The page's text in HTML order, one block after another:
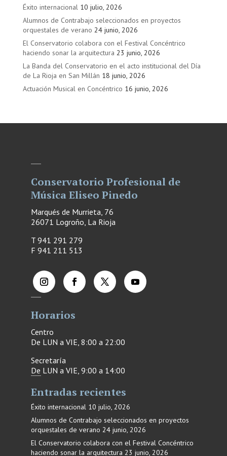
Éxito internacional 10 julio, 2026
Alumnos de Contrabajo seleccionados en proyectos
orquestales de verano 24 junio, 2026
El Conservatorio colabora con el Festival Concéntrico
haciendo sonar la arquitectura 23 junio, 2026
La Banda del Conservatorio en el acto institucional del Día
de La Rioja en San Millán 18 junio, 2026
Actuación Musical en Concéntrico 16 junio, 2026
Conservatorio Profesional de
Música Eliseo Pinedo
Marqués de Murrieta, 76
26071 Logroño, La Rioja
T 941 291 279
F 941 211 513
Horarios
Centro
De LUN a VIE, 8:00 a 22:00
Secretaría
De LUN a VIE, 9:00 a 14:00
Entradas recientes
Éxito internacional 10 julio, 2026
Alumnos de Contrabajo seleccionados en proyectos
orquestales de verano 24 junio, 2026
El Conservatorio colabora con el Festival Concéntrico
haciendo sonar la arquitectura 23 junio, 2026